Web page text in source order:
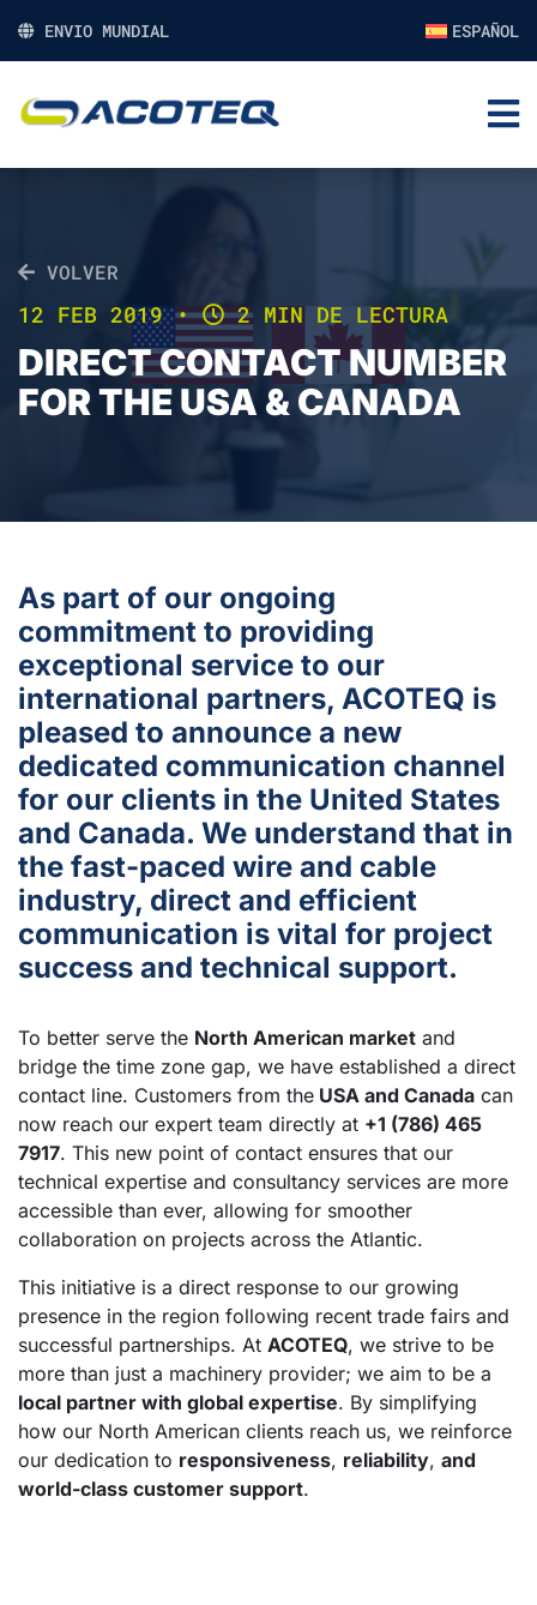
ENVIO MUNDIAL ESPAÑOL
VOLVER
12 FEB 2019• 2 MIN DE LECTURA
DIRECT CONTACT NUMBER
FOR THE USA & CANADA
As part of our ongoing
commitment to providing
exceptional service to our
international partners, ACOTEQ is
pleased to announce a new
dedicated communication channel
for our clients in the United States
and Canada. We understand that in
the fast-paced wire and cable
industry, direct and efficient
communication is vital for project
success and technical support.
To better serve the North American market and
bridge the time zone gap, we have established a direct
contact line. Customers from the USA and Canada can
now reach our expert team directly at +1 (786) 465
7917. This new point of contact ensures that our
technical expertise and consultancy services are more
accessible than ever, allowing for smoother
collaboration on projects across the Atlantic.
This initiative is a direct response to our growing
presence in the region following recent trade fairs and
successful partnerships. At ACOTEQ, we strive to be
more than just a machinery provider; we aim to be a
local partner with global expertise. By simplifying
how our North American clients reach us, we reinforce
our dedication to responsiveness, reliability, and
world-class customer support.